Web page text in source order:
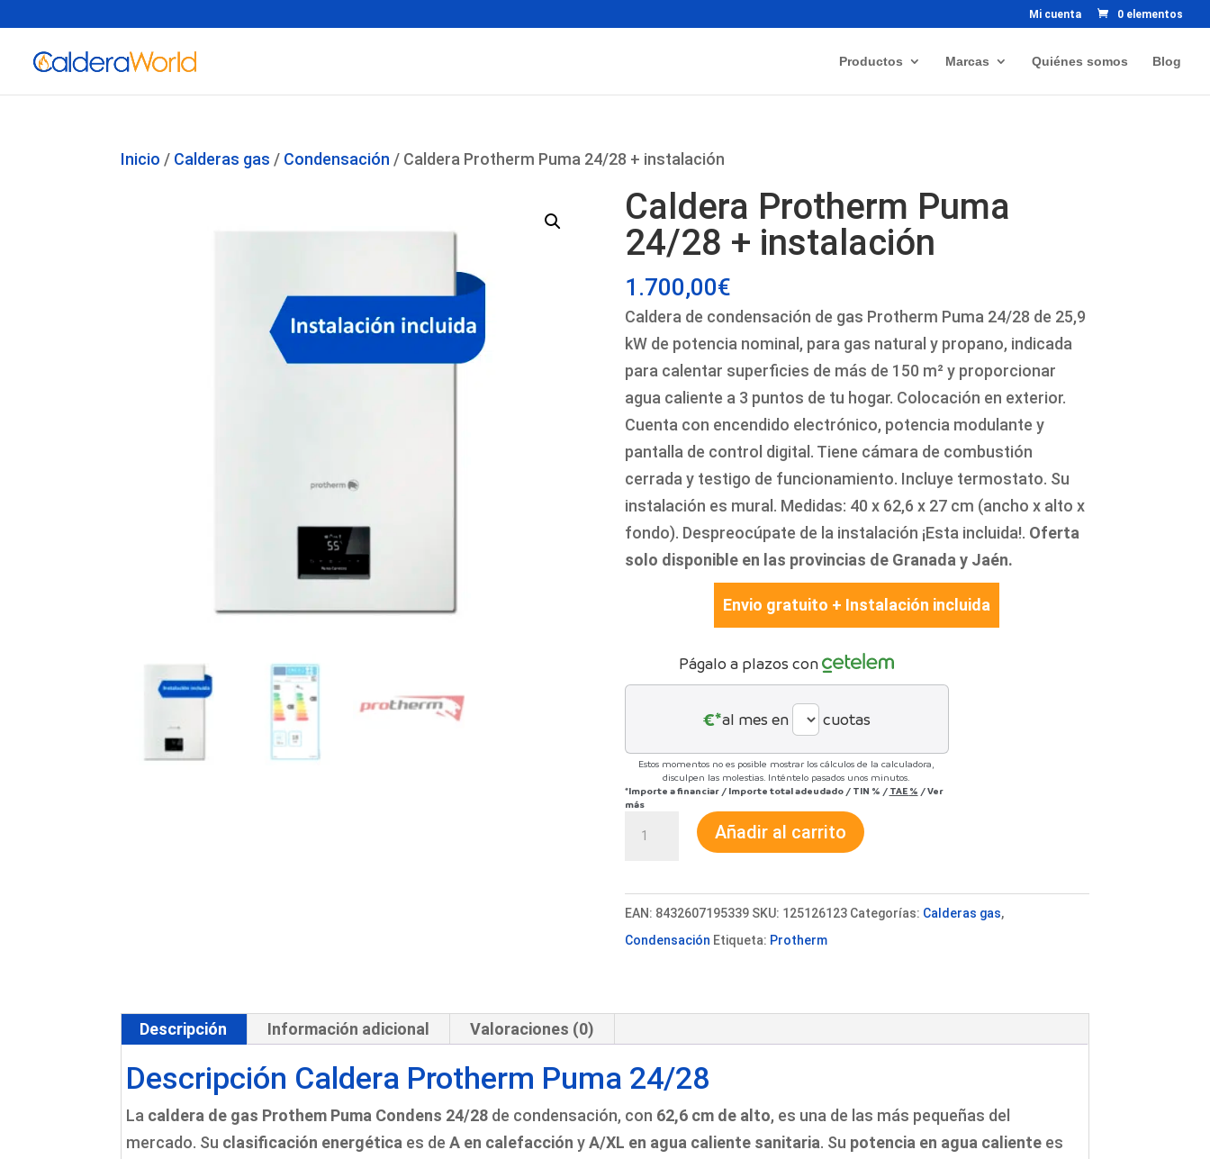
Mi cuenta 0 elementos
Productos Marcas Quiénes somos Blog
Inicio / Calderas gas / Condensación / Caldera Protherm Puma 24/28 + instalación
Caldera Protherm Puma
24/28 + instalación
1.700,00€
Caldera de condensación de gas Protherm Puma 24/28 de 25,9
kW de potencia nominal, para gas natural y propano, indicada
para calentar superficies de más de 150 m² y proporcionar
agua caliente a 3 puntos de tu hogar. Colocación en exterior.
Cuenta con encendido electrónico, potencia modulante y
pantalla de control digital. Tiene cámara de combustión
cerrada y testigo de funcionamiento. Incluye termostato. Su
instalación es mural. Medidas: 40 x 62,6 x 27 cm (ancho x alto x
fondo). Despreocúpate de la instalación ¡Esta incluida!. Oferta
solo disponible en las provincias de Granada y Jaén.
Envio gratuito + Instalación incluida
Págalo a plazos con
€*al mes en cuotas
Estos momentos no es posible mostrar los cálculos de la calculadora,
disculpen las molestias. Inténtelo pasados unos minutos.
*Importe a financiar / Importe total adeudado / TIN % / TAE % /Ver
más
24/28
+
Añadir al carrito
EAN: 8432607195339 SKU: 125126123 Categorías: Calderas gas,
Condensación Etiqueta: Protherm
Descripción Información adicional Valoraciones (0)
Descripción Caldera Protherm Puma 24/28
La caldera de gas Prothem Puma Condens 24/28 de condensación, con 62,6 cm de alto, es una de las más pequeñas del
mercado. Su clasificación energética es deA en calefacción yA/XL en agua caliente sanitaria. Su potencia en agua caliente es